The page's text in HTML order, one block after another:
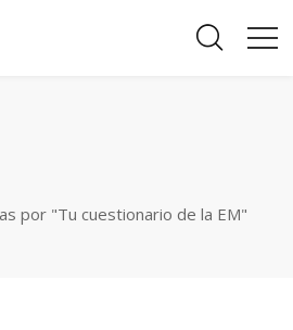
por "Tu cuestionario de la EM"